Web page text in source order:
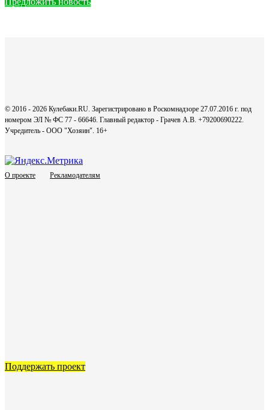
© 2016 - 2026 Кулебаки.RU. Зарегистрировано в Роскомнадзоре 27.07.2016 г. под
номером ЭЛ № ФС 77 - 66646. Главный редактор - Грачев А.В. +79200690222.
Учредитель - ООО "Хозяин". 16+
О проекте Рекламодателям
Поддержать проект